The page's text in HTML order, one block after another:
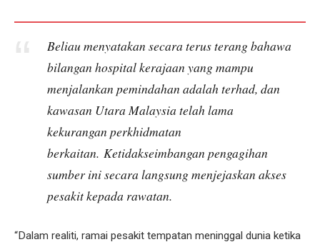
Beliau menyatakan secara terus terang bahawa
bilangan hospital kerajaan yang mampu
menjalankan pemindahan adalah terhad, dan
kawasan Utara Malaysia telah lama
kekurangan perkhidmatan
berkaitan. Ketidakseimbangan pengagihan
sumber ini secara langsung menjejaskan akses
pesakit kepada rawatan.
“Dalam realiti, ramai pesakit tempatan meninggal dunia ketika